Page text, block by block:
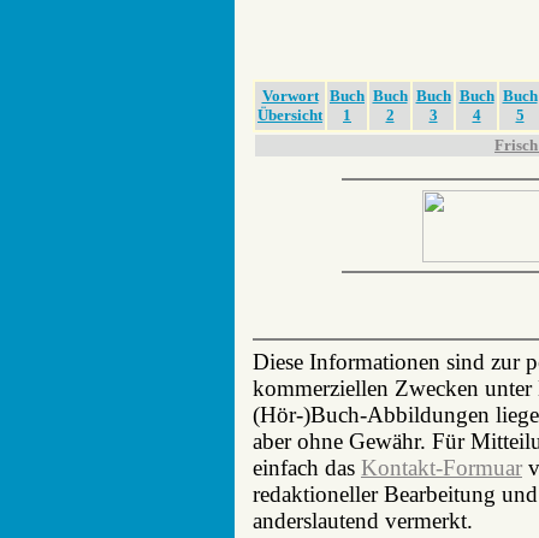
Vorwort
Übersicht
Buch
1
Buch
2
Buch
3
Buch
4
Buch
5
Diese Informationen sind zur
kommerziellen Zwecken
(Hör-)Buch-Abbildungen
aber ohne Gewähr. Für
einfach das Kontakt-Formuar
redaktioneller Bearbeitung
anderslautend vermerkt.